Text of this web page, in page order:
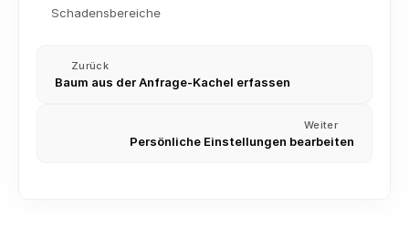
Schadensbereiche
Zurück
Baum aus der Anfrage-Kachel erfassen
Weiter
Persönliche Einstellungen bearbeiten